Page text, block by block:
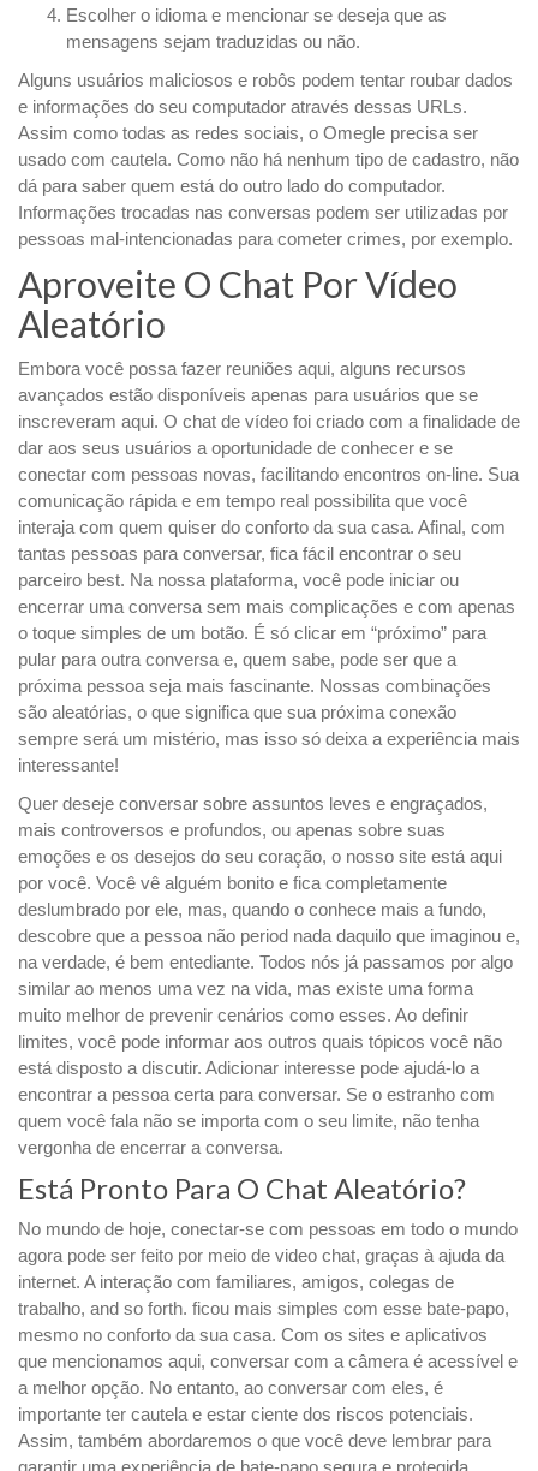
Escolher o idioma e mencionar se deseja que as
mensagens sejam traduzidas ou não.
Alguns usuários maliciosos e robôs podem tentar roubar dados
e informações do seu computador através dessas URLs.
Assim como todas as redes sociais, o Omegle precisa ser
usado com cautela. Como não há nenhum tipo de cadastro, não
dá para saber quem está do outro lado do computador.
Informações trocadas nas conversas podem ser utilizadas por
pessoas mal-intencionadas para cometer crimes, por exemplo.
Aproveite O Chat Por Vídeo
Aleatório
Embora você possa fazer reuniões aqui, alguns recursos
avançados estão disponíveis apenas para usuários que se
inscreveram aqui. O chat de vídeo foi criado com a finalidade de
dar aos seus usuários a oportunidade de conhecer e se
conectar com pessoas novas, facilitando encontros on-line. Sua
comunicação rápida e em tempo real possibilita que você
interaja com quem quiser do conforto da sua casa. Afinal, com
tantas pessoas para conversar, fica fácil encontrar o seu
parceiro best. Na nossa plataforma, você pode iniciar ou
encerrar uma conversa sem mais complicações e com apenas
o toque simples de um botão. É só clicar em “próximo” para
pular para outra conversa e, quem sabe, pode ser que a
próxima pessoa seja mais fascinante. Nossas combinações
são aleatórias, o que significa que sua próxima conexão
sempre será um mistério, mas isso só deixa a experiência mais
interessante!
Quer deseje conversar sobre assuntos leves e engraçados,
mais controversos e profundos, ou apenas sobre suas
emoções e os desejos do seu coração, o nosso site está aqui
por você. Você vê alguém bonito e fica completamente
deslumbrado por ele, mas, quando o conhece mais a fundo,
descobre que a pessoa não period nada daquilo que imaginou e,
na verdade, é bem entediante. Todos nós já passamos por algo
similar ao menos uma vez na vida, mas existe uma forma
muito melhor de prevenir cenários como esses. Ao definir
limites, você pode informar aos outros quais tópicos você não
está disposto a discutir. Adicionar interesse pode ajudá-lo a
encontrar a pessoa certa para conversar. Se o estranho com
quem você fala não se importa com o seu limite, não tenha
vergonha de encerrar a conversa.
Está Pronto Para O Chat Aleatório?
No mundo de hoje, conectar-se com pessoas em todo o mundo
agora pode ser feito por meio de video chat, graças à ajuda da
internet. A interação com familiares, amigos, colegas de
trabalho, and so forth. ficou mais simples com esse bate-papo,
mesmo no conforto da sua casa. Com os sites e aplicativos
que mencionamos aqui, conversar com a câmera é acessível e
a melhor opção. No entanto, ao conversar com eles, é
importante ter cautela e estar ciente dos riscos potenciais.
Assim, também abordaremos o que você deve lembrar para
garantir uma experiência de bate-papo segura e protegida.